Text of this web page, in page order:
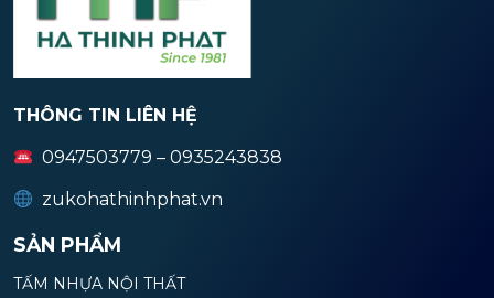
THÔNG TIN LIÊN HỆ
0947503779 – 0935243838
zukohathinhphat.vn
SẢN PHẨM
TẤM NHỰA NỘI THẤT